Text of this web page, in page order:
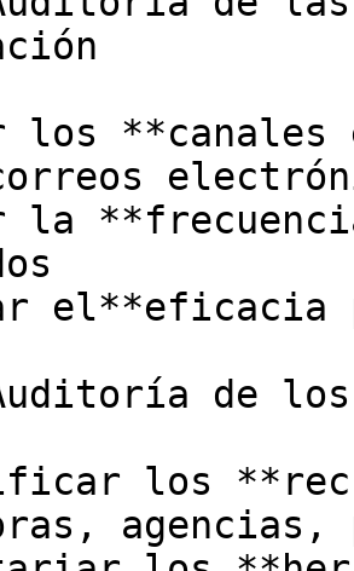
los
la
el**eficacia
de
los
agencias,